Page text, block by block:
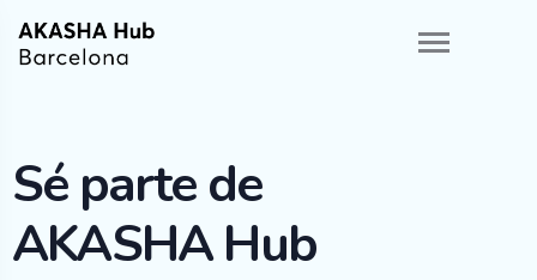
Sé parte de
AKASHA Hub